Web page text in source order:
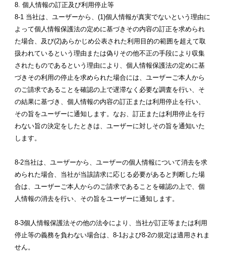
8. 個人情報の訂正及び利用停止等
8-1 当社は、ユーザーから、(1)個人情報が真実でないという理由に
よって個人情報保護法の定めに基づきその内容の訂正を求められ
た場合、及び(2)あらかじめ公表された利用目的の範囲を超えて取
扱われているという理由または偽りその他不正の手段により収集
されたものであるという理由により、個人情報保護法の定めに基
づきその利用の停止を求められた場合には、ユーザーご本人から
のご請求であることを確認の上で遅滞なく必要な調査を行い、そ
の結果に基づき、個人情報の内容の訂正または利用停止を行い、
その旨をユーザーに通知します。なお、訂正または利用停止を行
わない旨の決定をしたときは、ユーザーに対しその旨を通知いた
します。
8-2当社は、ユーザーから、ユーザーの個人情報について消去を求
められた場合、当社が当該請求に応じる必要があると判断した場
合は、ユーザーご本人からのご請求であることを確認の上で、個
人情報の消去を行い、その旨をユーザーに通知します。
8-3個人情報保護法その他の法令により、当社が訂正等または利用
停止等の義務を負わない場合は、8-1および8-2の規定は適用されま
せん。